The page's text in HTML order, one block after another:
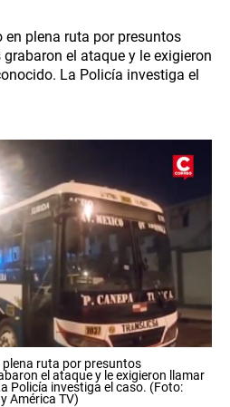
plena ruta por presuntos
el ataque y le exigieron
La Policía investiga el
ruta por presuntos
el ataque y le exigieron llamar
Policía investiga el caso. (Foto:
América TV)